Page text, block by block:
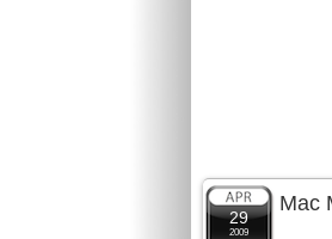
29
2009
Mac